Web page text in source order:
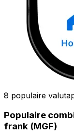
8 populaire
Populaire
frank (MGF)